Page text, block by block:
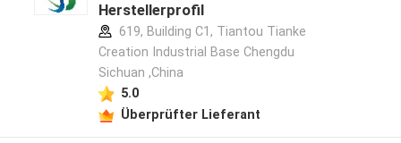
Herstellerprofil
619, Building C1, Tiantou Tianke
Creation Industrial Base Chengdu
Sichuan ,China
5.0
Überprüfter Lieferant